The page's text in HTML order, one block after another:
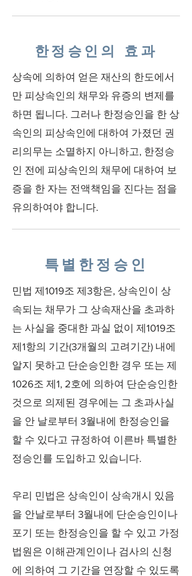
한정승인의 효과
상속에 의하여 얻은 재산의 한도에서
만 피상속인의 채무와 유증의 변제를
하면 됩니다. 그러나 한정승인을 한 상
속인의 피상속인에 대하여 가졌던 권
리의무는 소멸하지 아니하고, 한정승
인 전에 피상속인의 채무에 대하여 보
증을 한 자는 전액책임을 진다는 점을
유의하여야 합니다.
특별한정승인
민법 제1019조 제3항은, 상속인이 상
속되는 채무가 그 상속재산을 초과하
는 사실을 중대한 과실 없이 제1019조
제1항의 기간(3개월의 고려기간) 내에
알지 못하고 단순승인한 경우 또는 제
1026조 제1, 2호에 의하여 단순승인한
것으로 의제된 경우에는 그 초과사실
을 안 날로부터 3월내에 한정승인을
할 수 있다고 규정하여 이른바 특별한
정승인를 도입하고 있습니다.
우리 민법은 상속인이 상속개시 있음
을 안날로부터 3월내에 단순승인이나
포기 또는 한정승인을 할 수 있고 가정
법원은 이해관계인이나 검사의 신청
에 의하여 그 기간을 연장할 수 있도록